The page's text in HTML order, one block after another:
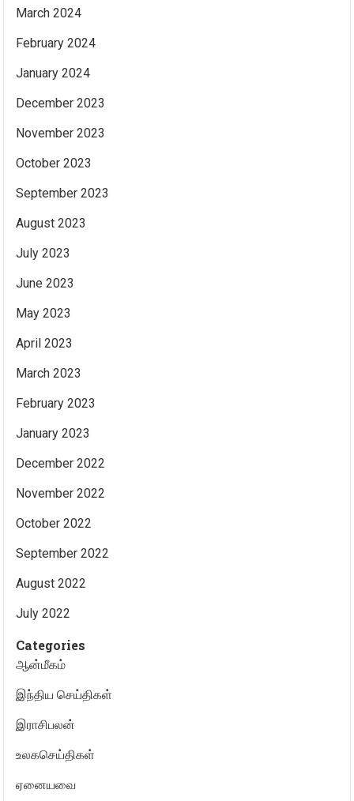
March 2024
February 2024
January 2024
December 2023
November 2023
October 2023
September 2023
August 2023
July 2023
June 2023
May 2023
April 2023
March 2023
February 2023
January 2023
December 2022
November 2022
October 2022
September 2022
August 2022
July 2022
Categories
ஆன்மீகம்
இந்திய செய்திகள்
இராசிபலன்
உலகசெய்திகள்
ஏனையவை